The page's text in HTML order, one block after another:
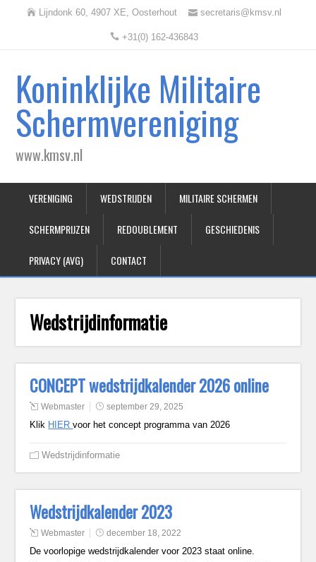
Lijndonk 60, 4907 XE, Oosterhout secretaris@kmsv.nl
+31(0) 162-436843
Koninklijke Militaire
Schermvereniging
www.kmsv.nl
VERENIGING WEDSTRIJDEN MILITAIRE SCHERMEN
SCHERMPRIJZEN REDOUBLEMENT GESCHIEDENIS
PRIVACY (AVG) CONTACT
Wedstrijdinformatie
CONCEPT wedstrijdkalender 2026 online
Webmaster september 29, 2025
Klik HIERvoor het concept programma van 2026
Wedstrijdinformatie
Wedstrijdkalender 2023
Webmaster december 18, 2022
De voorlopige wedstrijdkalender voor 2023 staat online.